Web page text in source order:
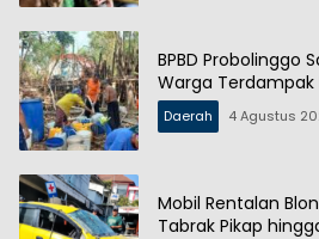
BPBD Probolinggo
Warga Terdampak
Daerah 4 Agustus
Mobil Rentalan
Tabrak Pikap